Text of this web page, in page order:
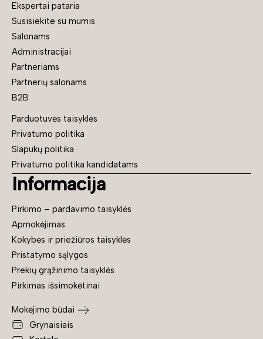
Ekspertai pataria
Susisiekite su mumis
Salonams
Administracijai
Partneriams
Partnerių salonams
B2B
Parduotuvės taisyklės
Privatumo politika
Slapukų politika
Privatumo politika kandidatams
Informacija
Pirkimo – pardavimo taisyklės
Apmokėjimas
Kokybės ir priežiūros taisyklės
Pristatymo sąlygos
Prekių grąžinimo taisyklės
Pirkimas išsimokėtinai
Mokėjimo būdai
Grynaisiais